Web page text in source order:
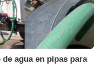
agua en pipas para